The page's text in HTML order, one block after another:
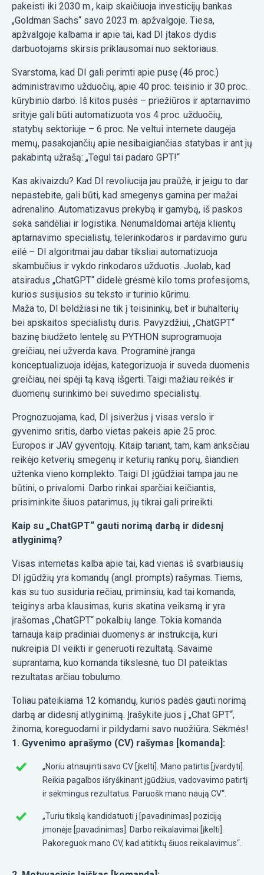
pakeisti iki 2030 m., kaip skaičiuoja investicijų bankas
„Goldman Sachs“ savo 2023 m. apžvalgoje. Tiesa,
apžvalgoje kalbama ir apie tai, kad DI įtakos dydis
darbuotojams skirsis priklausomai nuo sektoriaus.
Svarstoma, kad DI gali perimti apie pusę (46 proc.)
administravimo užduočių, apie 40 proc. teisinio ir 30 proc.
kūrybinio darbo. Iš kitos pusės – priežiūros ir aptarnavimo
srityje gali būti automatizuota vos 4 proc. užduočių,
statybų sektoriuje – 6 proc. Ne veltui internete daugėja
memų, pasakojančių apie nesibaigiančias statybas ir ant jų
pakabintą užrašą: „Tegul tai padaro GPT!“
Kas akivaizdu? Kad DI revoliucija jau praūžė, ir jeigu to dar
nepastebite, gali būti, kad smegenys gamina per mažai
adrenalino. Automatizavus prekybą ir gamybą, iš paskos
seka sandėliai ir logistika. Nenumaldomai artėja klientų
aptarnavimo specialistų, telerinkodaros ir pardavimo guru
eilė – DI algoritmai jau dabar tiksliai automatizuoja
skambučius ir vykdo rinkodaros užduotis. Juolab, kad
atsiradus „ChatGPT“ didelė grėsmė kilo toms profesijoms,
kurios susijusios su teksto ir turinio kūrimu.
Maža to, DI beldžiasi ne tik į teisininkų, bet ir buhalterių
bei apskaitos specialistų duris. Pavyzdžiui, „ChatGPT“
bazinę biudžeto lentelę su PYTHON suprogramuoja
greičiau, nei užverda kava. Programinė įranga
konceptualizuoja idėjas, kategorizuoja ir suveda duomenis
greičiau, nei spėji tą kavą išgerti. Taigi mažiau reikės ir
duomenų surinkimo bei suvedimo specialistų.
Prognozuojama, kad, DI įsiveržus į visas verslo ir
gyvenimo sritis, darbo vietas pakeis apie 25 proc.
Europos ir JAV gyventojų. Kitaip tariant, tam, kam anksčiau
reikėjo ketverių smegenų ir keturių rankų porų, šiandien
užtenka vieno komplekto. Taigi DI įgūdžiai tampa jau ne
būtini, o privalomi. Darbo rinkai sparčiai keičiantis,
prisiminkite šiuos patarimus, jų tikrai gali prireikti.
Kaip su „ChatGPT“ gauti norimą darbą ir didesnį
atlyginimą?
Visas internetas kalba apie tai, kad vienas iš svarbiausių
DI įgūdžių yra komandų (angl. prompts) rašymas. Tiems,
kas su tuo susiduria rečiau, priminsiu, kad tai komanda,
teiginys arba klausimas, kuris skatina veiksmą ir yra
įrašomas „ChatGPT“ pokalbių lange. Tokia komanda
tarnauja kaip pradiniai duomenys ar instrukcija, kuri
nukreipia DI veikti ir generuoti rezultatą. Savaime
suprantama, kuo komanda tikslesnė, tuo DI pateiktas
rezultatas arčiau tobulumo.
Toliau pateikiama 12 komandų, kurios padės gauti norimą
darbą ar didesnį atlyginimą. Įrašykite juos į „Chat GPT“,
žinoma, koreguodami ir pildydami savo nuožiūra. Sėkmės!
1. Gyvenimo aprašymo (CV) rašymas [komanda]:
„Noriu atnaujinti savo CV [įkelti]. Mano patirtis [įvardyti].
Reikia pagalbos išryškinant įgūdžius, vadovavimo patirtį
ir sėkmingus rezultatus. Paruošk mano naują CV“.
„Turiu tikslą kandidatuoti į [pavadinimas] poziciją
įmonėje [pavadinimas]. Darbo reikalavimai [įkelti].
Pakoreguok mano CV, kad atitiktų šiuos reikalavimus“.